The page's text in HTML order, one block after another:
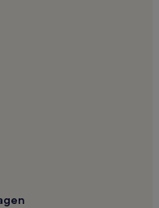
Sangyosinko
von